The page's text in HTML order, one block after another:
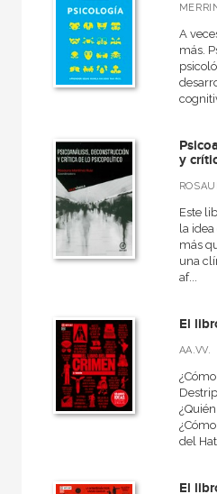
Comunicación
Geografía
Arquitectura
Bellas Artes
VER TODAS... (18)
NUESTRAS COLECCIONES
Akadémica
Arte y estética
Básica de bolsillo
Básica de Bolsillo  Serie
A
más.
y
Este
la
más
una
af...
El
AA.VV.
del
El